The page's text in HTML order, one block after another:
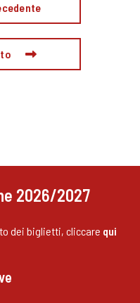
2026/2027
dei biglietti, cliccare qui